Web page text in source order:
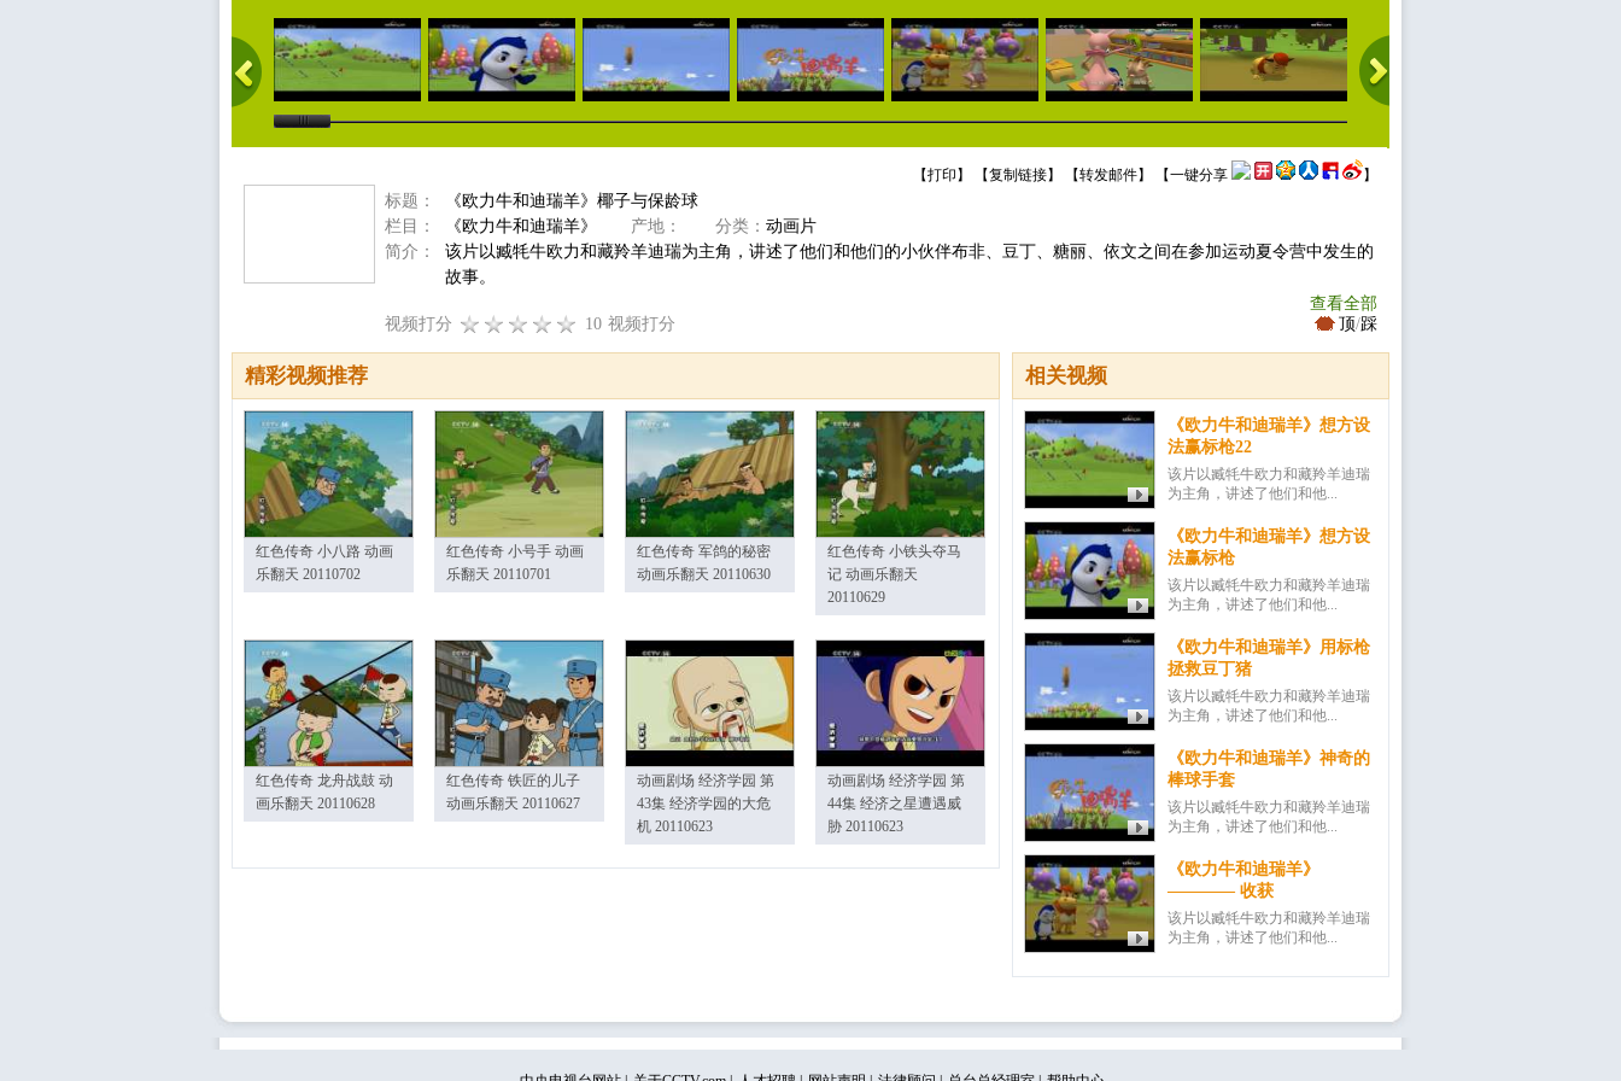
【打印 】 【复制链接】 【转发邮件】 【一键分享 】
标题：
《欧力牛和迪瑞羊》椰子与保龄球
栏目：
《欧力牛和迪瑞羊》 产地： 分类： 动画片
简介：
该片以臧牦牛欧力和藏羚羊迪瑞为主角，讲述了他们和他们的小伙伴布非、豆丁、糖丽、依文之间在参加运动夏令营中发生的
故事。
查看全部
视频打分
10 视频打分 顶/踩
相关视频
《欧力牛和迪瑞羊》想方设
法赢标枪22
该片以臧牦牛欧力和藏羚羊迪瑞
为主角，讲述了他们和他...
《欧力牛和迪瑞羊》想方设
法赢标枪
该片以臧牦牛欧力和藏羚羊迪瑞
为主角，讲述了他们和他...
《欧力牛和迪瑞羊》用标枪
拯救豆丁猪
该片以臧牦牛欧力和藏羚羊迪瑞
为主角，讲述了他们和他...
《欧力牛和迪瑞羊》神奇的
棒球手套
该片以臧牦牛欧力和藏羚羊迪瑞
为主角，讲述了他们和他...
《欧力牛和迪瑞羊》
———— 收获
该片以臧牦牛欧力和藏羚羊迪瑞
为主角，讲述了他们和他...
精彩视频推荐
红色传奇 小八路 动画
乐翻天 20110702
红色传奇 小号手 动画
乐翻天 20110701
红色传奇 军鸽的秘密
动画乐翻天 20110630
红色传奇 小铁头夺马
记 动画乐翻天
20110629
红色传奇 龙舟战鼓 动
画乐翻天 20110628
红色传奇 铁匠的儿子
动画乐翻天 20110627
动画剧场 经济学园 第
43集 经济学园的大危
机 20110623
动画剧场 经济学园 第
44集 经济之星遭遇威
胁 20110623